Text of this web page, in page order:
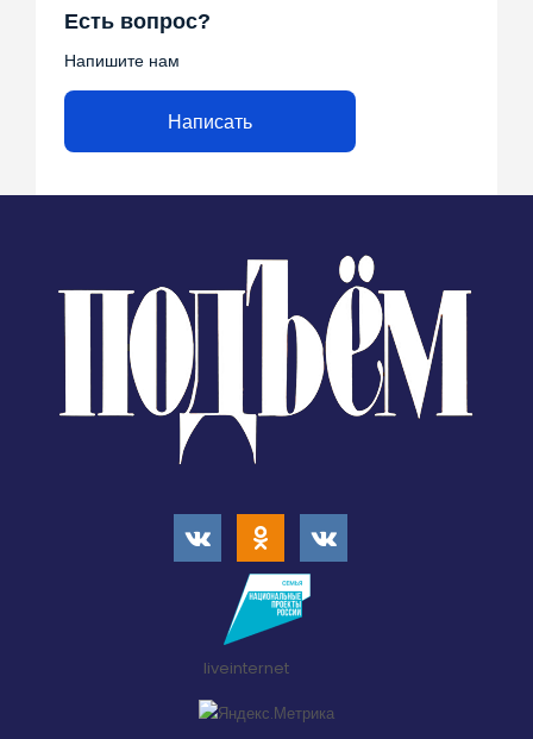
Есть вопрос?
Напишите нам
Написать
liveinternet